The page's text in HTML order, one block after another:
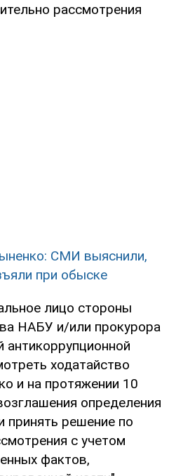
рассмотрения
СМИ выяснили,
при обыске
лицо стороны
НАБУ и/или прокурора
антикоррупционной
ходатайство
и на протяжении 10
определения
принять решение по
с учетом
фактов,